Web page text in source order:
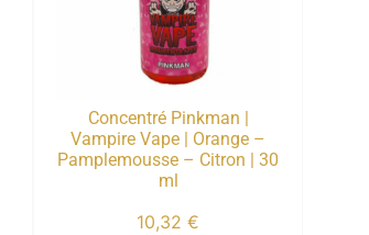
Concentré Pinkman |
Vampire Vape | Orange –
Pamplemousse – Citron | 30
ml
10,32€